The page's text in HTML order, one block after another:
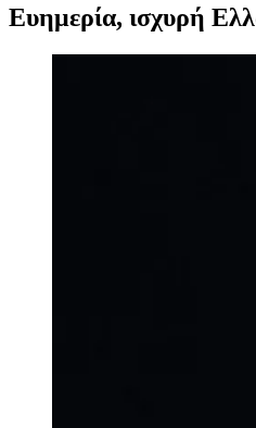
Ευημερία, ισχυρή